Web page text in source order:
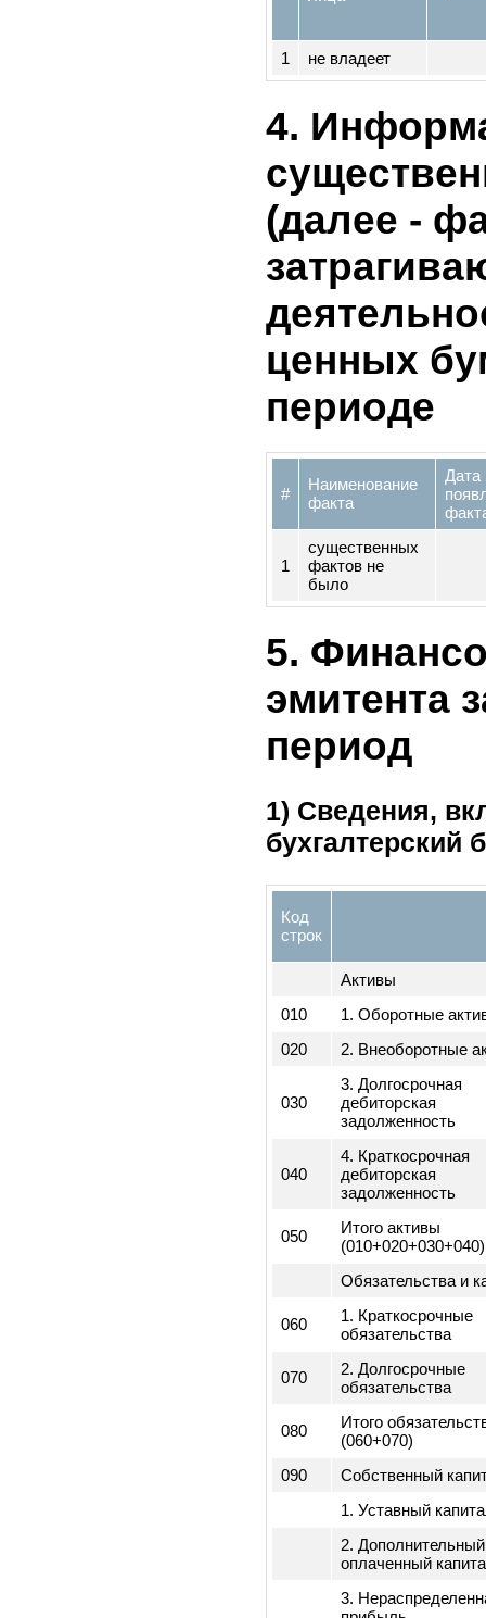
лица
1 не владеет
4.
(далее -
ценных
периоде
факта
1
существенных
фактов не
было
5.
период
1) Сведения,
строк
Активы
1. Оборотные
2.
3. Долгосрочная
дебиторская
4.
задолженность
050 Итого активы
Обязательства
1.
2.